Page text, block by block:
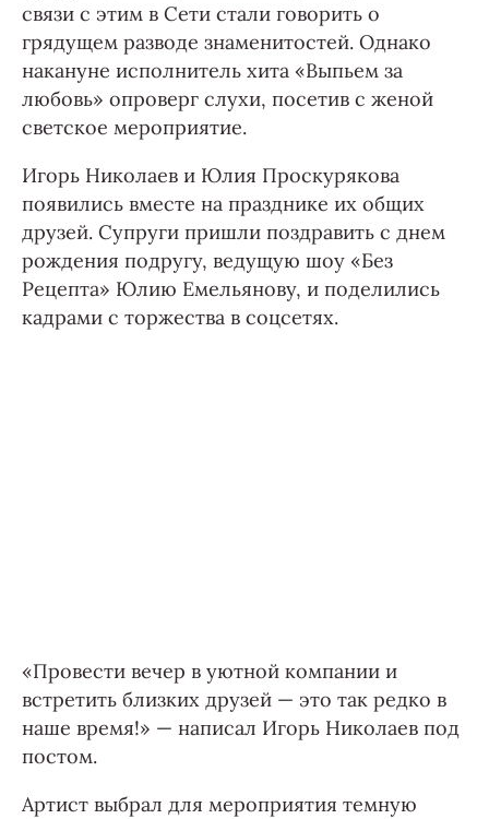
связи с этим в Сети стали говорить о
грядущем разводе знаменитостей. Однако
накануне исполнитель хита «Выпьем за
любовь» опроверг слухи, посетив с женой
светское мероприятие.
Игорь Николаев и Юлия Проскурякова
появились вместе на празднике их общих
друзей. Супруги пришли поздравить с днем
рождения подругу, ведущую шоу «Без
Рецепта» Юлию Емельянову, и поделились
кадрами с торжества в соцсетях.
«Провести вечер в уютной компании и
встретить близких друзей — это так редко в
наше время!» — написал Игорь Николаев под
постом.
Артист выбрал для мероприятия темную